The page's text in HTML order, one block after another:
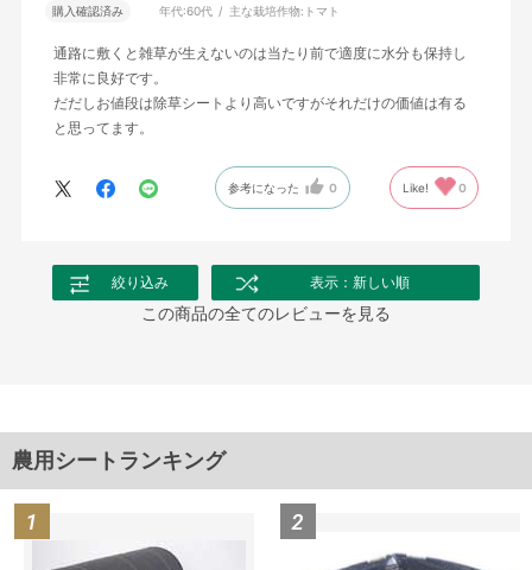
購入確認済み 年代:60代 主な栽培作物: トマト
通路に敷くと雑草が生えないのは当たり前で適度に水分も保持し
非常に良好です。
だだしお値段は除草シートより高いですがそれだけの価値は有る
と思ってます。
参考になった 0 Like! 0
絞り込み 表示：新しい順
この商品の全てのレビューを見る
農用シートランキング